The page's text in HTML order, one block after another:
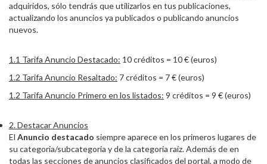
adquiridos, sólo tendrás que utilizarlos en tus publicaciones,
actualizando los anuncios ya publicados o publicando anuncios
nuevos.
1.1 Tarifa Anuncio Destacado: 10 créditos = 10 € (euros)
1.2 Tarifa Anuncio Resaltado: 7 créditos = 7 € (euros)
1.2 Tarifa Anuncio Primero en los listados: 9 créditos = 9 € (euros)
2. Destacar Anuncios
El Anuncio destacado siempre aparece en los primeros lugares de
su categoria/subcategoria y de la categoria raíz. Además de en
todas las secciones de anuncios clasificados del portal, a modo de